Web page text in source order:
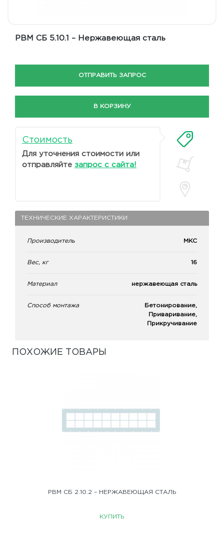
РВМ СБ 5.10.1 – Нержавеющая сталь
ОТПРАВИТЬ ЗАПРОС
В КОРЗИНУ
Стоимость
Для уточнения стоимости или
отправляйте запрос с сайта!
ТЕХНИЧЕСКИЕ ХАРАКТЕРИСТИКИ
Производитель МКС
Вес, кг 16
Материал нержавеющая сталь
Способ монтажа
Бетонирование,
Приваривание,
Прикручивание
ПОХОЖИЕ ТОВАРЫ
РВМ СБ 2.10.2 – НЕРЖАВЕЮЩАЯ СТАЛЬ
КУПИТЬ